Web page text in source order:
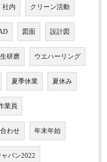
社内 クリーン活動
図面 設計図
研磨 ウエハーリング
夏季休業 夏休み
業員
わせ 年末年始
パン2022